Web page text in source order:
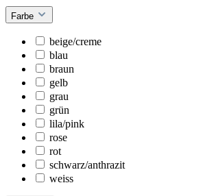
Farbe
beige/creme
blau
braun
gelb
grau
grün
lila/pink
rose
rot
schwarz/anthrazit
weiss